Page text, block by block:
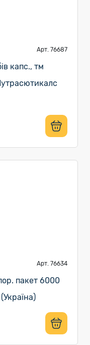
Арт. 76687
капс., тм
Арт. 76634
пакет 6000